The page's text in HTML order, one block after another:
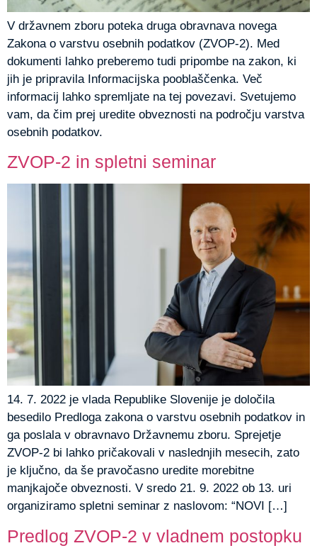
V državnem zboru poteka druga obravnava novega
Zakona o varstvu osebnih podatkov (ZVOP-2). Med
dokumenti lahko preberemo tudi pripombe na zakon, ki
jih je pripravila Informacijska pooblaščenka. Več
informacij lahko spremljate na tej povezavi. Svetujemo
vam, da čim prej uredite obveznosti na področju varstva
osebnih podatkov.
ZVOP-2 in spletni seminar
14. 7. 2022 je vlada Republike Slovenije je določila
besedilo Predloga zakona o varstvu osebnih podatkov in
ga poslala v obravnavo Državnemu zboru. Sprejetje
ZVOP-2 bi lahko pričakovali v naslednjih mesecih, zato
je ključno, da še pravočasno uredite morebitne
manjkajoče obveznosti. V sredo 21. 9. 2022 ob 13. uri
organiziramo spletni seminar z naslovom: “NOVI […]
Predlog ZVOP-2 v vladnem postopku